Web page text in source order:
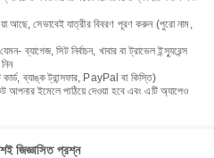
আছে, সেভাবেই যাত্রীর বিবরণ পূরণ করুন (পুরো নাম,
ব্যাগেজ, সিট নির্বাচন, খাবার বা ট্রাভেল ইন্স্যুরেন্স
কার্ড, ব্যাঙ্ক ট্রান্সফার, PayPal বা কিস্তি)
ইমেলে পাঠিয়ে দেওয়া হবে এবং এটি অ্যাপেও
জিজ্ঞাসিত প্রশ্ন